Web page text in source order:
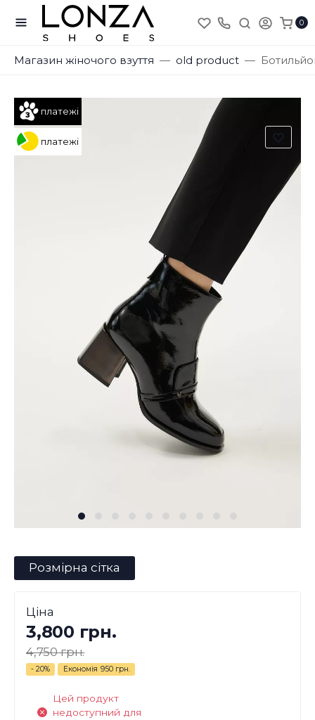
0
Магазин жіночого взуття old product
платежі
платежі
Розмірна сітка
Ціна
3,800 грн.
4,750 грн.
- 20% Економія 950 грн.
Цей продукт
недоступний для